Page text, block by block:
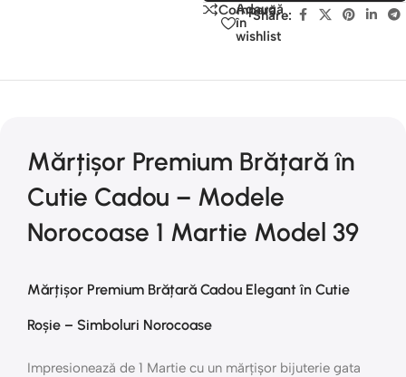
Compară
Adaugă
în
wishlist
Share:
Mărțișor Premium Brățară în
Cutie Cadou – Modele
Norocoase 1 Martie Model 39
Mărțișor Premium Brățară Cadou Elegant în Cutie
Roșie – Simboluri Norocoase
Impresionează de 1 Martie cu un mărțișor bijuterie gata